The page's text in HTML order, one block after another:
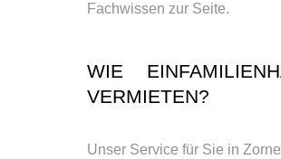
Fachwissen zur Seite.
WIE
VERMIETEN?
Unser Service für Sie in